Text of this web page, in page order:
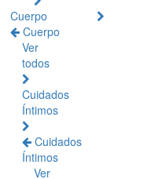
Cuerpo
Cuerpo
Ver
todos
Cuidados
Íntimos
Cuidados
Íntimos
Ver